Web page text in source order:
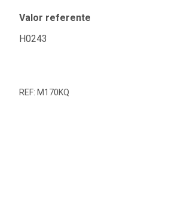
Valor referente
H0243
REF: M170KQ